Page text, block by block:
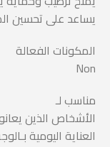
يساعد على تحسين
المكونات الفعالة
Non
مناسب لـ
الأشخاص الذين
العناية اليومية